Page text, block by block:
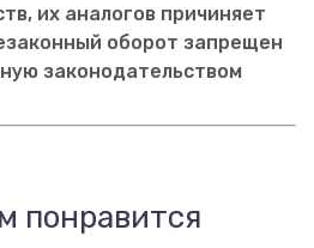
их аналогов причиняет
оборот запрещен
законодательством
понравится